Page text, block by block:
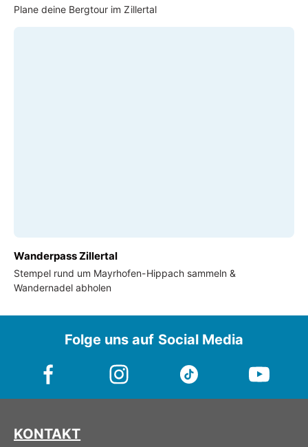
Plane deine Bergtour im Zillertal
Wanderpass Zillertal
Stempel rund um Mayrhofen-Hippach sammeln &
Wandernadel abholen
Folge uns auf Social Media
KONTAKT